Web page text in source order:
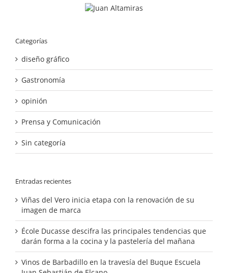
Categorías
diseño gráfico
Gastronomía
opinión
Prensa y Comunicación
Sin categoría
Entradas recientes
Viñas del Vero inicia etapa con la renovación de su
imagen de marca
École Ducasse descifra las principales tendencias que
darán forma a la cocina y la pastelería del mañana
Vinos de Barbadillo en la travesía del Buque Escuela